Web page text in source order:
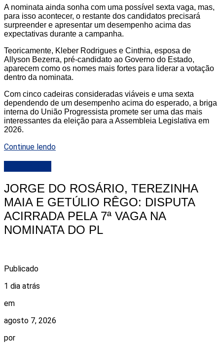
A nominata ainda sonha com uma possível sexta vaga, mas,
para isso acontecer, o restante dos candidatos precisará
surpreender e apresentar um desempenho acima das
expectativas durante a campanha.
Teoricamente, Kleber Rodrigues e Cinthia, esposa de
Allyson Bezerra, pré-candidato ao Governo do Estado,
aparecem como os nomes mais fortes para liderar a votação
dentro da nominata.
Com cinco cadeiras consideradas viáveis e uma sexta
dependendo de um desempenho acima do esperado, a briga
interna do União Progressista promete ser uma das mais
interessantes da eleição para a Assembleia Legislativa em
2026.
Continue lendo
JORGE DO ROSÁRIO, TEREZINHA
MAIA E GETÚLIO RÊGO: DISPUTA
ACIRRADA PELA 7ª VAGA NA
NOMINATA DO PL
Publicado
1 dia atrás
em
agosto 7, 2026
por